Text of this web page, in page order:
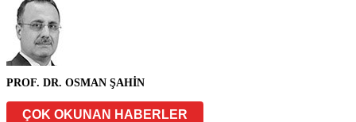
PROF. DR. OSMAN ŞAHİN
ÇOK OKUNAN HABERLER